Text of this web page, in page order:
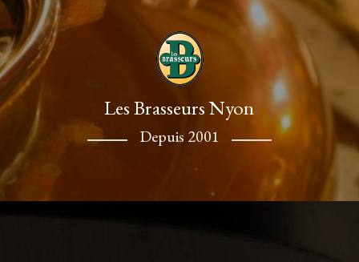
Les Brasseurs Nyon
Depuis 2001